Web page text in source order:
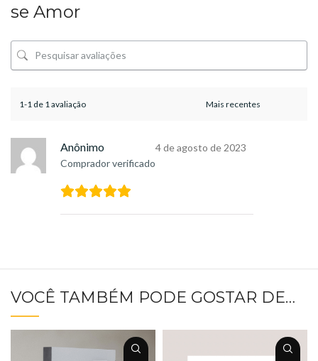
se Amor
1-1 de 1 avaliação
Anônimo
Comprador verificado
4 de agosto de 2023
VOCÊ TAMBÉM PODE GOSTAR DE…